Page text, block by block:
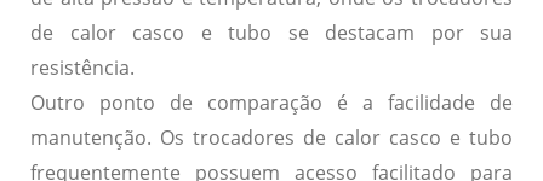
de calor casco e tubo se destacam por sua
resistência.
Outro ponto de comparação é a facilidade de
manutenção. Os trocadores de calor casco e tubo
frequentemente possuem acesso facilitado para